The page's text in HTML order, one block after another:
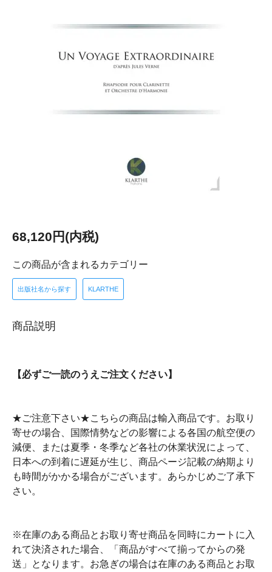
68,120円(内税)
この商品が含まれるカテゴリー
出版社名から探す KLARTHE
商品説明
【必ずご一読のうえご注文ください】
★ご注意下さい★こちらの商品は輸入商品です。お取り
寄せの場合、国際情勢などの影響による各国の航空便の
減便、または夏季・冬季など各社の休業状況によって、
日本への到着に遅延が生じ、商品ページ記載の納期より
も時間がかかる場合がございます。あらかじめご了承下
さい。
※在庫のある商品とお取り寄せ商品を同時にカートに入
れて決済された場合、「商品がすべて揃ってからの発
送」となります。お急ぎの場合は在庫のある商品とお取